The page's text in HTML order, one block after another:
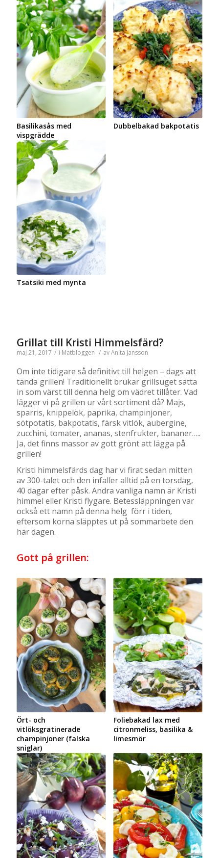
Basilikasås med
vispgrädde
Dubbelbakad bakpotatis
Tsatsiki med mynta
Grillat till Kristi Himmelsfärd?
maj 21, 2017 / i Matbloggen / avAnita Jansson
Om inte tidigare så definitivt till helgen – dags att
tända grillen! Traditionellt brukar grillsuget sätta
in som värst till denna helg om vädret tillåter. Vad
lägger vi på grillen ur vårt sortiment då? Majs,
sparris, knippelök, paprika, champinjoner,
sötpotatis, bakpotatis, färsk vitlök, aubergine,
zucchini, tomater, ananas, stenfrukter, bananer…..
Ja, det finns massor av gott grönt att lägga på
grillen!
Kristi himmelsfärds dag har vi firat sedan mitten
av 300-talet och den infaller alltid på en torsdag,
40 dagar efter påsk. Andra vanliga namn är Kristi
himmel eller Kristi flygare. Betessläppningen var
också ett namn på denna helg förr i tiden,
eftersom korna släpptes ut på sommarbete den
här dagen.
Gott på grillen:
Ört- och
vitlöksgratinerade
champinjoner (falska
sniglar)
Foliebakad lax med
citronmeliss, basilika &
limesmör